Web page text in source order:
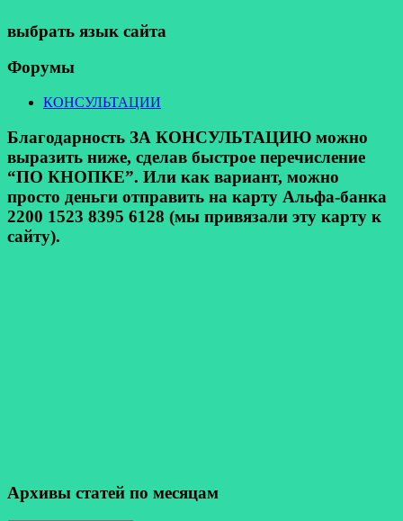
выбрать язык сайта
Форумы
КОНСУЛЬТАЦИИ
Благодарность ЗА КОНСУЛЬТАЦИЮ можно
выразить ниже, сделав быстрое перечисление
“ПО КНОПКЕ”. Или как вариант, можно
просто деньги отправить на карту Альфа-банка
2200 1523 8395 6128 (мы привязали эту карту к
сайту).
Архивы статей по месяцам